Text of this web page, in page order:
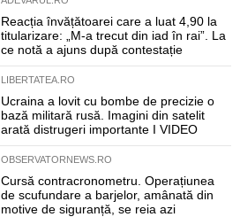
Reacția învățătoarei care a luat 4,90 la
titularizare: „M-a trecut din iad în rai”. La
ce notă a ajuns după contestație
LIBERTATEA.RO
Ucraina a lovit cu bombe de precizie o
bază militară rusă. Imagini din satelit
arată distrugeri importante I VIDEO
OBSERVATORNEWS.RO
Cursă contracronometru. Operațiunea
de scufundare a barjelor, amânată din
motive de siguranță, se reia azi